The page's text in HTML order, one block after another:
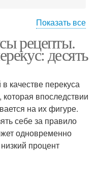
перекус
Показать все
рецепты.
десять
качестве перекуса
впоследствии
на их фигуре.
себе за правило
одновременно
процент